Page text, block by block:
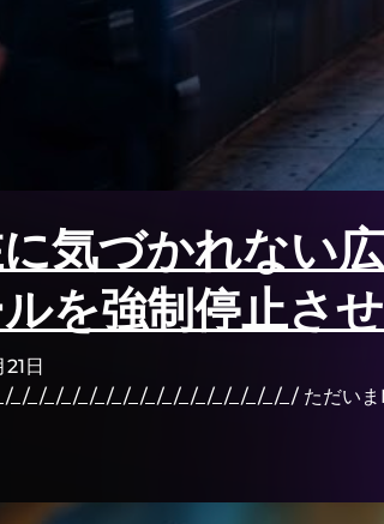
気づかれない
を強制停止さ
日
_/_/_/_/_/_/_/_/_/_/_/_/_/_/_/_/_/ ただい